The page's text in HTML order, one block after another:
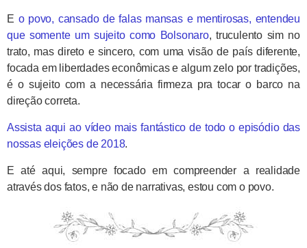
E o povo, cansado de falas mansas e mentirosas, entendeu
que somente um sujeito como Bolsonaro, truculento sim no
trato, mas direto e sincero, com uma visão de país diferente,
focada em liberdades econômicas e algum zelo por tradições,
é o sujeito com a necessária firmeza pra tocar o barco na
direção correta.
Assista aqui ao vídeo mais fantástico de todo o episódio das
nossas eleições de 2018.
E até aqui, sempre focado em compreender a realidade
através dos fatos, e não de narrativas, estou com o povo.